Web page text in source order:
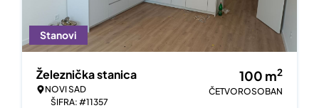
Stanovi
Železnička stanica
NOVI SAD
ŠIFRA: #11357
100 m2
ČETVOROSOBAN